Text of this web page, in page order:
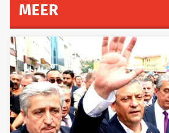
MEER